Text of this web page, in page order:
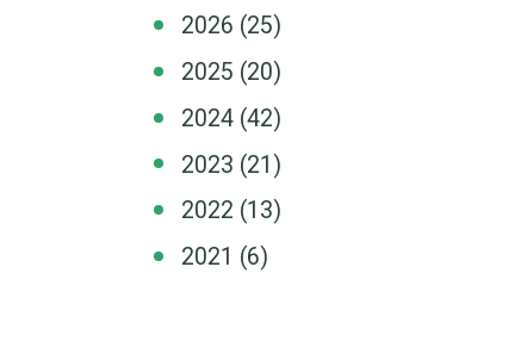
2026 (25)
2025 (20)
2024 (42)
2023 (21)
2022 (13)
2021 (6)